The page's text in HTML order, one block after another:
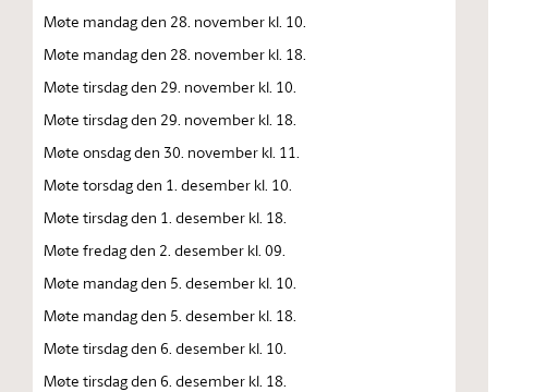
Møte mandag den 28. november kl. 10.
Møte mandag den 28. november kl. 18.
Møte tirsdag den 29. november kl. 10.
Møte tirsdag den 29. november kl. 18.
Møte onsdag den 30. november kl. 11.
Møte torsdag den 1. desember kl. 10.
Møte tirsdag den 1. desember kl. 18.
Møte fredag den 2. desember kl. 09.
Møte mandag den 5. desember kl. 10.
Møte mandag den 5. desember kl. 18.
Møte tirsdag den 6. desember kl. 10.
Møte tirsdag den 6. desember kl. 18.